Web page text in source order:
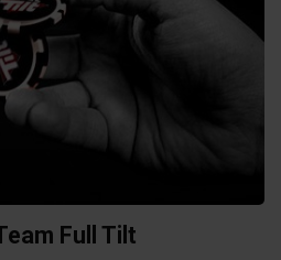
Full Tilt